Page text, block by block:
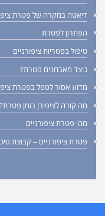
דיאטה במקרה של פטרת
הפתרון לפטרת
טיפול בפטריות ציפורניים
כיצד מאבחנים פטרת?
מדוע אסור לטפל בפטרת
מה קורה לציפורן בזמן פטרת?
מהי פטרת ציפורניים
פטרת ציפורניים – קבוצת